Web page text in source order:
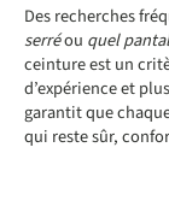
Des recherches
serréou quel
ceinture est un
d’expérience et
garantit que
qui reste sûr,